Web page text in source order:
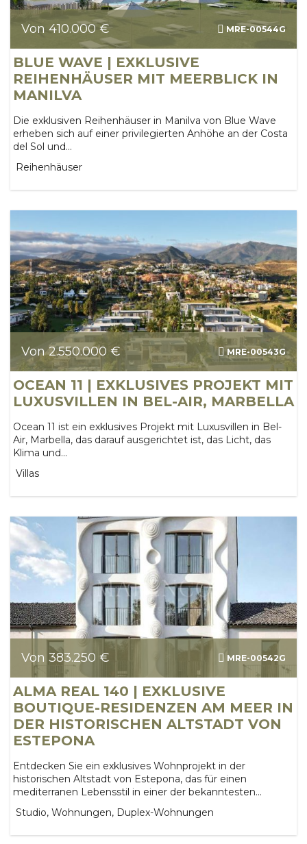
Von 410.000 € MRE-00544G
BLUE WAVE | EXKLUSIVE
REIHENHÄUSER MIT MEERBLICK IN
MANILVA
Die exklusiven Reihenhäuser in Manilva von Blue Wave
erheben sich auf einer privilegierten Anhöhe an der Costa
del Sol und...
Reihenhäuser
Von 2.550.000 € MRE-00543G
OCEAN 11 | EXKLUSIVES PROJEKT MIT
LUXUSVILLEN IN BEL-AIR, MARBELLA
Ocean 11 ist ein exklusives Projekt mit Luxusvillen in Bel-
Air, Marbella, das darauf ausgerichtet ist, das Licht, das
Klima und...
Villas
Von 383.250 € MRE-00542G
ALMA REAL 140 | EXKLUSIVE
BOUTIQUE-RESIDENZEN AM MEER IN
DER HISTORISCHEN ALTSTADT VON
ESTEPONA
Entdecken Sie ein exklusives Wohnprojekt in der
historischen Altstadt von Estepona, das für einen
mediterranen Lebensstil in einer der bekanntesten...
Studio, Wohnungen, Duplex-Wohnungen